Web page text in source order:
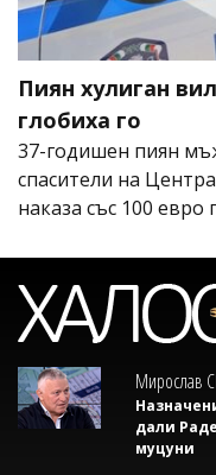
Пиян хулиган
глобиха го
37-годишен пиян
спасители на
наказа със 100 евро
Мирослав
дали
муцуни